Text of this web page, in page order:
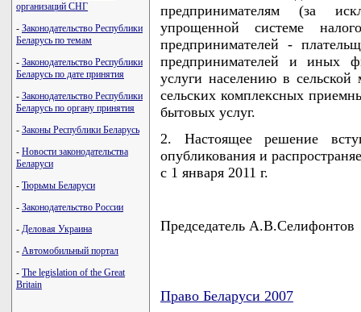
организаций СНГ
- Законодательство Республики
Беларусь по темам
- Законодательство Республики
Беларусь по дате принятия
- Законодательство Республики
Беларусь по органу принятия
- Законы Республики Беларусь
- Новости законодательства
Беларуси
- Тюрьмы Беларуси
- Законодательство России
- Деловая Украина
- Автомобильный портал
- The legislation of the Great
Britain
предпринимателям (за
упрощенной системе
предпринимателей -
предпринимателей и иных
услуги населению в
сельских комплексных
бытовых услуг.
2. Настоящее решение
опубликования и
с 1 января 2011 г.
Председатель А.В.Селифонтов
Право Беларуси 2007